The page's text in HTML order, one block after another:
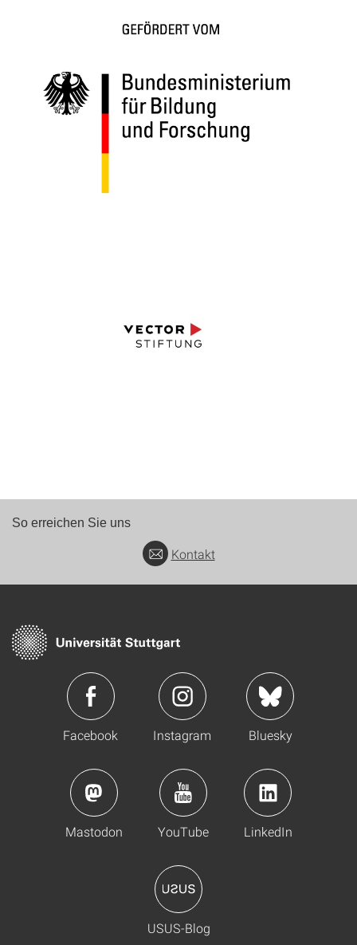
So erreichen Sie uns
Kontakt
Facebook Instagram Bluesky
Mastodon YouTube LinkedIn
USUS-Blog